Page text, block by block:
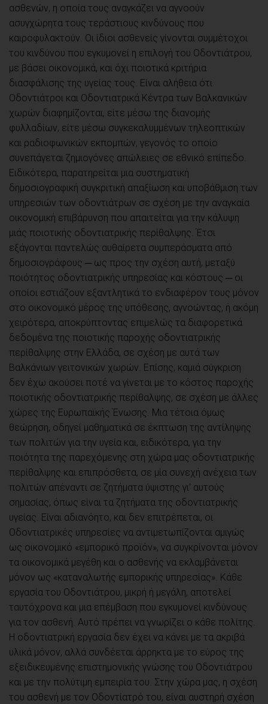
ασθενών, η οποία τους αναγκάζει να αγνοούν
ασυγχώρητα τους τεράστιους κινδύνους που
καιροφυλακτούν. Οι ίδιοι ασθενείς γίνονται συμμέτοχοι
του κινδύνου που εγκυμονεί η επιλογή του Οδοντιάτρου,
με βάσει οικονομικά, και όχι ποιοτικά κριτήρια
διασφάλισης της υγείας τους. Είναι αλήθεια ότι
Οδοντιάτροι και Οδοντιατρικά Κέντρα των Βαλκανικών
χωρών διαφημίζονται, είτε μέσω της διανομής
φυλλαδίων, είτε μέσω συγκεκαλυμμένων τηλεοπτικών
και ραδιοφωνικών εκπομπών, γεγονός το οποίο
συνεπάγεται ζημιογόνες απώλειες σε εθνικό επίπεδο.
Ειδικότερα, παρατηρείται μια συστηματική
δημοσιογραφική συγκριτική απαξίωση και υποβάθμιση των
υπηρεσιών των οδοντιάτρων σε σχέση με την αναγκαία
οικονομική επιβάρυνση που απαιτείται για την κάλυψη
μιάς ποιοτικής οδοντιατρικής περίθαλψης. Έτσι
εξάγονται παντελώς αυθαίρετα συμπεράσματα από
δημοσιογράφους ─ ως προς την σχέση αυτή, μεταξύ
ποιότητος οδοντιατρικής υπηρεσίας και κόστους ─ οι
οποίοι εστιάζουν εξαντλητικά το ενδιαφέρον τους μόνον
στο οικονομικό μέρος της υπόθεσης, αγνοώντας, ή ακόμη
χειρότερα, αποκρύπτοντας επιμελώς τα διαφορετικά
δεδομένα της ποιοτικής παροχής οδοντιατρικής
περίθαλψης στην Ελλάδα, σε σχέση με αυτά των
Βαλκάνιων γειτονικών χωρών. Επίσης, καμιά σύγκριση
δεν έχω ακούσει ποτέ να γίνεται με το κόστος παροχής
ποιοτικής οδοντιατρικής περίθαλψης, σε σχέση με άλλες
χώρες της Ευρωπαϊκής Ένωσης. Μια τέτοια όμως
θεώρηση, οδηγεί μαθηματικά σε έκπτωση της αντίληψης
των πολιτών για την υγεία και, ειδικότερα, για την
ποιότητα της παρεχόμενης στη χώρα μας οδοντιατρικής
περίθαλψης και επιπρόσθετα, σε μία συνεχή ανέχεια των
πολιτών απέναντι σε ζητήματα ύψιστης γι’ αυτούς
σημασίας, όπως είναι τα ζητήματα της οδοντιατρικής
υγείας. Είναι αδιανόητο, και δεν επιτρέπεται, οι
Οδοντιατρικές υπηρεσίες να αντιμετωπίζονται αμιγώς
ως οικονομικό «εμπορικό προϊόν», να συγκρίνονται μόνον
τα οικονομικά μεγέθη και ο ασθενής να εκλαμβάνεται
μόνον ως «καταναλωτής εμπορικής υπηρεσίας». Κάθε
εργασία του Οδοντιάτρου, μικρή ή μεγάλη, αποτελεί
ταυτόχρονα και μια επέμβαση που εγκυμονεί κινδύνους
για τον ασθενή. Αυτό πρέπει να γνωρίζει ο κάθε πολίτης.
Η οδοντιατρική εργασία δεν έχει να κάνει με τα ακριβά
υλικά μόνον, αλλά συνδέεται άρρηκτα με το εύρος της
εξειδικευμένης επιστημονικής γνώσης του Οδοντιάτρου
και με την πολύτιμη εμπειρία του. Στην χώρα μας, η σχέση
του ασθενή με τον Οδοντίατρό του, είναι αυστηρή σχέση